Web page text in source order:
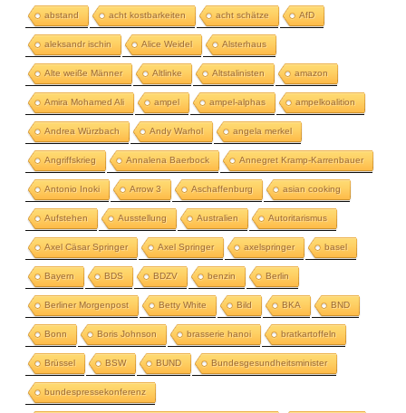
abstand acht kostbarkeiten acht schätze AfD
aleksandr ischin Alice Weidel Alsterhaus
Alte weiße Männer Altlinke Altstalinisten amazon
Amira Mohamed Ali ampel ampel-alphas ampelkoalition
Andrea Würzbach Andy Warhol angela merkel
Angriffskrieg Annalena Baerbock Annegret Kramp-Karrenbauer
Antonio Inoki Arrow 3 Aschaffenburg asian cooking
Aufstehen Ausstellung Australien Autoritarismus
Axel Cäsar Springer Axel Springer axelspringer basel
Bayern BDS BDZV benzin Berlin
Berliner Morgenpost Betty White Bild BKA BND
Bonn Boris Johnson brasserie hanoi bratkartoffeln
Brüssel BSW BUND Bundesgesundheitsminister
bundespressekonferenz